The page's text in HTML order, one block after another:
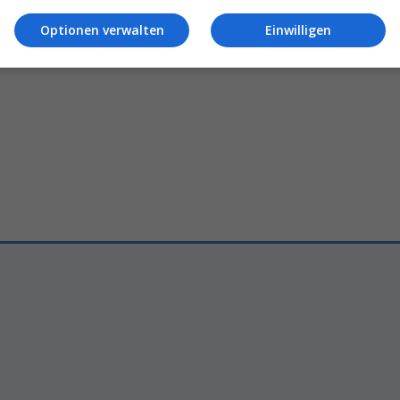
22.04.2026 – 11:00 25.02.2026 – 07:25
Einwilligen
Optionen verwalten